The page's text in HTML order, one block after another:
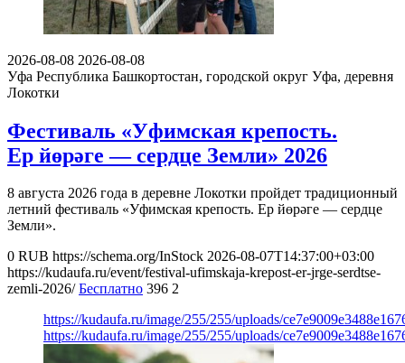
2026-08-08 2026-08-08
Уфа Республика Башкортостан, городской округ Уфа, деревня
Локотки
Фестиваль «Уфимская крепость.
Ер йөрәге — сердце Земли» 2026
8 августа 2026 года в деревне Локотки пройдет традиционный
летний фестиваль «Уфимская крепость. Ер йөрәге — сердце
Земли».
0 RUB https://schema.org/InStock 2026-08-07T14:37:00+03:00
https://kudaufa.ru/event/festival-ufimskaja-krepost-er-jrge-serdtse-
zemli-2026/ Бесплатно 396 2
https://kudaufa.ru/image/255/255/uploads/
https://kudaufa.ru/image/255/255/uploads/